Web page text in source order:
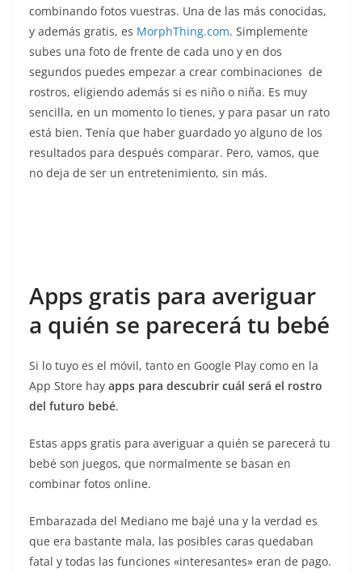
combinando fotos vuestras. Una de las más conocidas,
y además gratis, es MorphThing.com. Simplemente
subes una foto de frente de cada uno y en dos
segundos puedes empezar a crear combinaciones de
rostros, eligiendo además si es niño o niña. Es muy
sencilla, en un momento lo tienes, y para pasar un rato
está bien. Tenía que haber guardado yo alguno de los
resultados para después comparar. Pero, vamos, que
no deja de ser un entretenimiento, sin más.
Apps gratis para averiguar
a quién se parecerá tu bebé
Si lo tuyo es el móvil, tanto en Google Play como en la
App Store hay apps para descubrir cuál será el rostro
del futuro bebé.
Estas apps gratis para averiguar a quién se parecerá tu
bebé son juegos, que normalmente se basan en
combinar fotos online.
Embarazada del Mediano me bajé una y la verdad es
que era bastante mala, las posibles caras quedaban
fatal y todas las funciones «interesantes» eran de pago.